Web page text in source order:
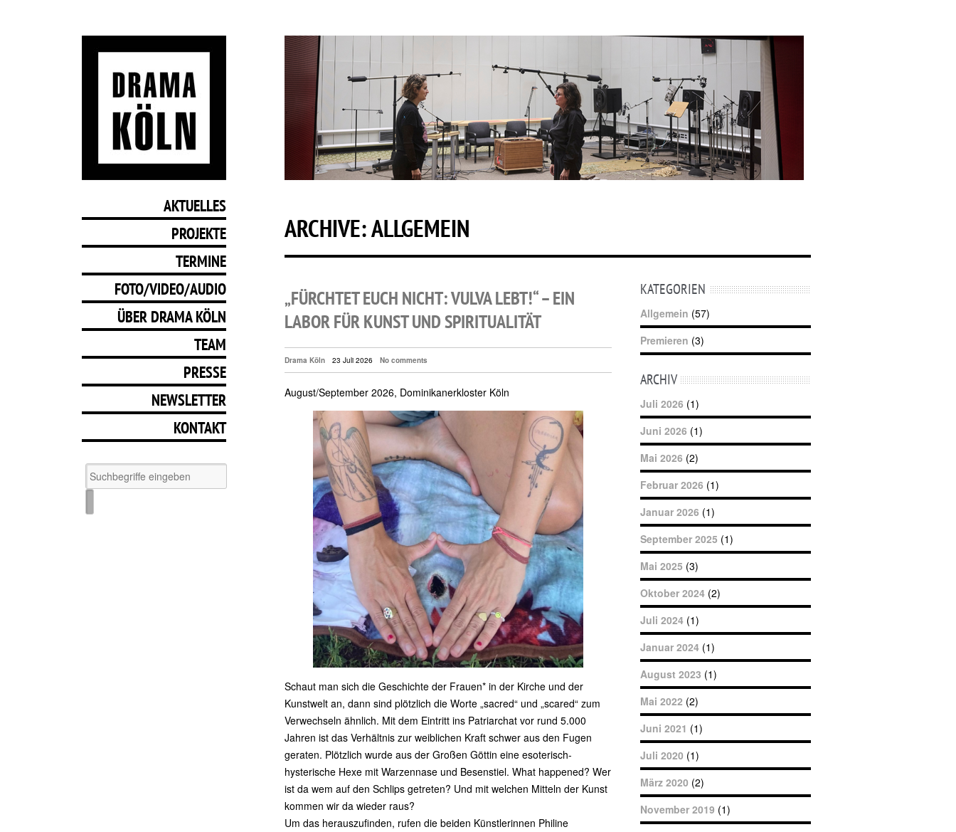
AKTUELLES
PROJEKTE
TERMINE
FOTO/VIDEO/AUDIO
ÜBER DRAMA KÖLN
TEAM
PRESSE
NEWSLETTER
KONTAKT
ARCHIVE: ALLGEMEIN
„FÜRCHTET EUCH NICHT: VULVA LEBT!“ – EIN
LABOR FÜR KUNST UND SPIRITUALITÄT
Drama Köln 23 Juli 2026 No comments
August/September 2026, Dominikanerkloster Köln
Schaut man sich die Geschichte der Frauen* in der Kirche und der
Kunstwelt an, dann sind plötzlich die Worte „sacred“ und „scared“ zum
Verwechseln ähnlich. Mit dem Eintritt ins Patriarchat vor rund 5.000
Jahren ist das Verhältnis zur weiblichen Kraft schwer aus den Fugen
geraten. Plötzlich wurde aus der Großen Göttin eine esoterisch-
hysterische Hexe mit Warzennase und Besenstiel. What happened? Wer
ist da wem auf den Schlips getreten? Und mit welchen Mitteln der Kunst
kommen wir da wieder raus?
Um das herauszufinden, rufen die beiden Künstlerinnen Philine
KATEGORIEN
Allgemein (57)
Premieren (3)
ARCHIV
Juli 2026 (1)
Juni 2026 (1)
Mai 2026 (2)
Februar 2026 (1)
Januar 2026 (1)
September 2025 (1)
Mai 2025 (3)
Oktober 2024 (2)
Juli 2024 (1)
Januar 2024 (1)
August 2023 (1)
Mai 2022 (2)
Juni 2021 (1)
Juli 2020 (1)
März 2020 (2)
November 2019 (1)